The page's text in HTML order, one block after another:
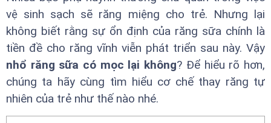
vệ sinh sạch sẽ răng miệng cho trẻ. Nhưng lại
không biết rằng sự ổn định của răng sữa chính là
tiền đề cho răng vĩnh viễn phát triển sau này. Vậy
nhổ răng sữa có mọc lại không? Để hiểu rõ hơn,
chúng ta hãy cùng tìm hiểu cơ chế thay răng tự
nhiên của trẻ như thế nào nhé.